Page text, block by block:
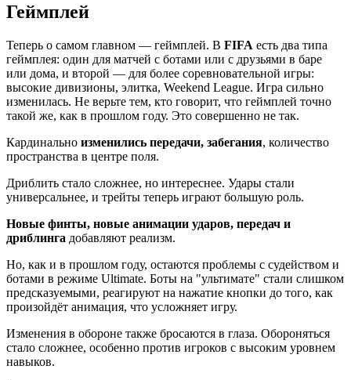
Геймплей
Теперь о самом главном — геймплей. В FIFA есть два типа
геймплея: один для матчей с ботами или с друзьями в баре
или дома, и второй — для более соревновательной игры:
высокие дивизионы, элитка, Weekend League. Игра сильно
изменилась. Не верьте тем, кто говорит, что геймплей точно
такой же, как в прошлом году. Это совершенно не так.
Кардинально изменились передачи, забегания, количество
пространства в центре поля.
Дриблить стало сложнее, но интереснее. Удары стали
универсальнее, и трейты теперь играют большую роль.
Новые финты, новые анимации ударов, передач и
дриблинга добавляют реализм.
Но, как и в прошлом году, остаются проблемы с судейством и
ботами в режиме Ultimate. Боты на "ультимате" стали слишком
предсказуемыми, реагируют на нажатие кнопки до того, как
произойдёт анимация, что усложняет игру.
Изменения в обороне также бросаются в глаза. Обороняться
стало сложнее, особенно против игроков с высоким уровнем
навыков.